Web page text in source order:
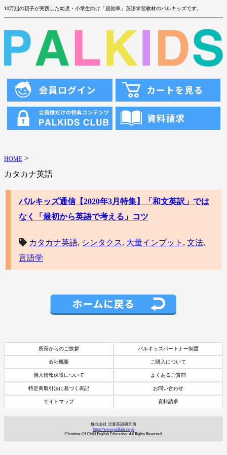
10万組の親子が実践した幼児・小学生向け「超効率」英語学習教材のパルキッズです。
HOME >
カタカナ英語
パルキッズ通信【2020年3月特集】「和文英訳」では
なく「最初から英語で考える」コツ
カタカナ英語, シンタクス, 大量インプット , 文法,
言語学
所長からのご挨拶 パルキッズパートナー制度
会社概要 ご購入について
個人情報保護について よくあるご質問
特定商取引法に基づく表記 お問い合わせ
サイトマップ 資料請求
株式会社 児童英語研究所
https://www.palkids.co.jp
©Institute Of Child English Education. All Rights Reserved.